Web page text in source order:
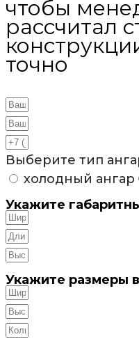
чтобы
рассчитал
точно
Выберите тип
холодный ангар
Укажите
Укажите размеры